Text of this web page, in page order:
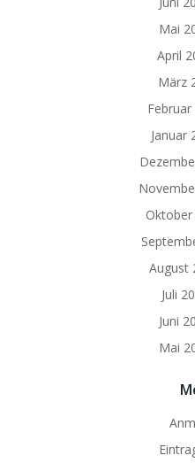
Mai
April
März
Februar
Januar
Oktober
August
Juli
Juni
Mai